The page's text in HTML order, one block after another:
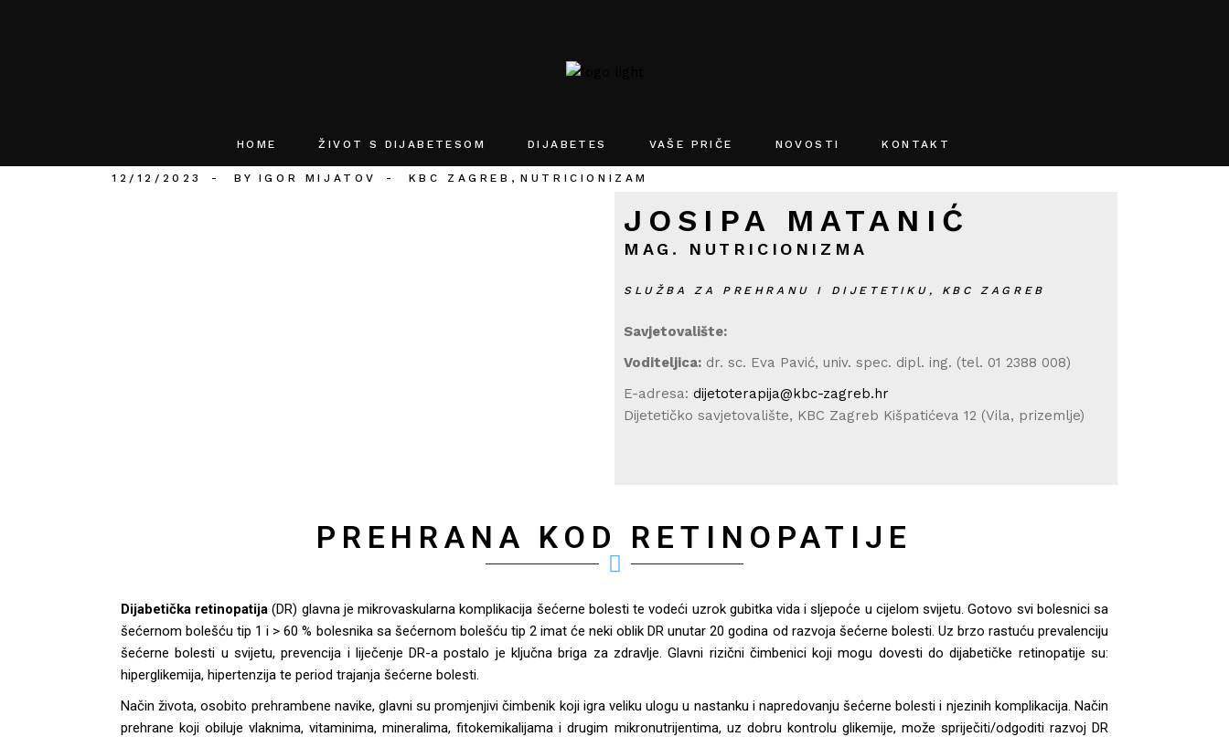
HOME ŽIVOT S DIJABETESOM DIJABETES VAŠE PRIČE NOVOSTI KONTAKT
O webu
12/12/2023 BY IGOR MIJATOV KBC ZAGREB NUTRICIONIZAM
JOSIPA MATANIĆ
MAG. NUTRICIONIZMA
SLUŽBA ZA PREHRANU I DIJETETIKU, KBC ZAGREB
Savjetovalište:
Voditeljica: dr. sc. Eva Pavić, univ. spec. dipl. ing. (tel. 01 2388 008)
E-adresa: dijetoterapija@kbc-zagreb.hr
Dijetetičko savjetovalište, KBC Zagreb Kišpatićeva 12 (Vila, prizemlje)
PREHRANA KOD RETINOPATIJE
Dijabetička retinopatija (DR) glavna je mikrovaskularna komplikacija šećerne bolesti te vodeći uzrok gubitka vida i sljepoće u cijelom svijetu. Gotovo svi bolesnici sa
šećernom bolešću tip 1 i > 60 % bolesnika sa šećernom bolešću tip 2 imat će neki oblik DR unutar 20 godina od razvoja šećerne bolesti. Uz brzo rastuću prevalenciju
šećerne bolesti u svijetu, prevencija i liječenje DR-a postalo je ključna briga za zdravlje. Glavni rizični čimbenici koji mogu dovesti do dijabetičke retinopatije su:
hiperglikemija, hipertenzija te period trajanja šećerne bolesti.
Način života, osobito prehrambene navike, glavni su promjenjivi čimbenik koji igra veliku ulogu u nastanku i napredovanju šećerne bolesti i njezinih komplikacija. Način
prehrane koji obiluje vlaknima, vitaminima, mineralima, fitokemikalijama i drugim mikronutrijentima, uz dobru kontrolu glikemije, može spriječiti/odgoditi razvoj DR